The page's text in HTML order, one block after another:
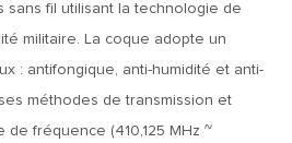
sans fil utilisant la technologie de
militaire. La coque adopte un
: antifongique, anti-humidité et anti-
méthodes de transmission et
fréquence (410,125 MHz ~